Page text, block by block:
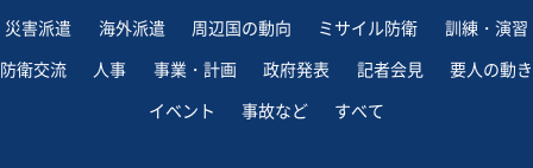
災害派遣 海外派遣 周辺国の動向 ミサイル防衛
訓練・演習
防衛交流
人事 事業・計画 政府発表 記者会見
要人の動き
イベント
事故など すべて